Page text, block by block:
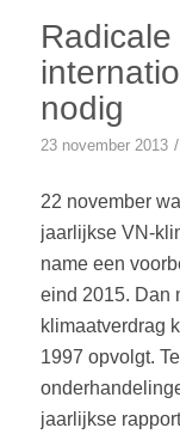
nodig
23 november 2013 /
22 november
jaarlijkse VN-
name een
eind 2015. Dan
klimaatverdrag
1997 opvolgt.
jaarlijkse